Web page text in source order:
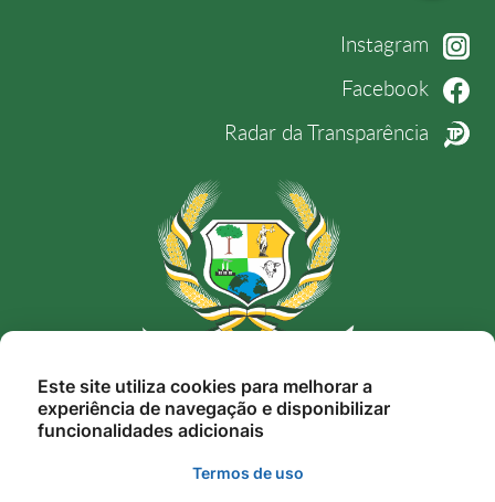
Instagram
Facebook
Radar da Transparência
Rua Nunes Freire, 12, Alto da Bela Vista, Novo
Mundo-MT, Cep. 78.528-000
Este site utiliza cookies para melhorar a
experiência de navegação e disponibilizar
funcionalidades adicionais
Termos de uso